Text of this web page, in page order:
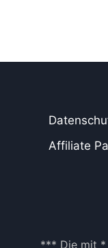
Affiliate
*** Die mit *